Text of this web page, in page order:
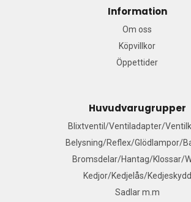
Information
Om oss
Köpvillkor
Öppettider
Huvudvarugrupper
Blixtventil/Ventiladapter/
Belysning/Reflex/Glödlampor/
Bromsdelar/Hantag/Klossar/
Kedjor/Kedjelås/Kedjeskydd
Sadlar m.m